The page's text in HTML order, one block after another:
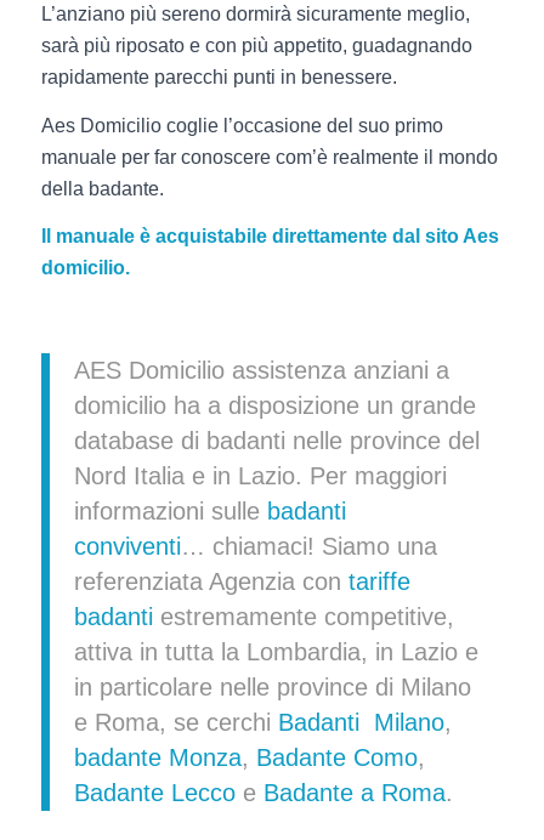
L’anziano più sereno dormirà sicuramente meglio,
sarà più riposato e con più appetito, guadagnando
rapidamente parecchi punti in benessere.
Aes Domicilio coglie l’occasione del suo primo
manuale per far conoscere com’è realmente il mondo
della badante.
Il manuale è acquistabile direttamente dal sito Aes
domicilio.
AES Domicilio assistenza anziani a
domicilio ha a disposizione un grande
database di badanti nelle province del
Nord Italia e in Lazio. Per maggiori
informazioni sulle badanti
conviventi… chiamaci! Siamo una
referenziata Agenzia con tariffe
badanti estremamente competitive,
attiva in tutta la Lombardia, in Lazio e
in particolare nelle province di Milano
e Roma, se cerchi Badanti Milano,
badante Monza, Badante Como,
Badante Leccoe Badante a Roma.